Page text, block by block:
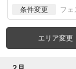
条件変更 フェ
エリア変更